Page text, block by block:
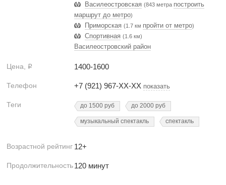
Василеостровская (843 метра построить
маршрут до метро)
Приморская (1.7 км пройти от метро)
Спортивная (1.6 км)
Василеостровский район
Цена, Р 1400-1600
Телефон +7 (921) 967-XX-XX показать
Теги до 1500 руб до 2000 руб
музыкальный спектакль спектакль
Возрастной рейтинг 12+
Продолжительность120 минут